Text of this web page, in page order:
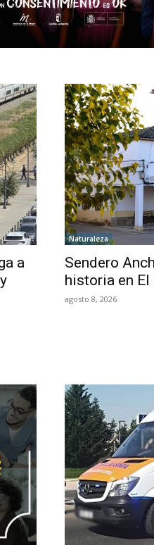
a
Naturaleza
Sendero
historia en
agosto 8, 2026